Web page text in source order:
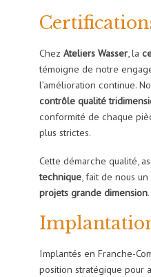
Chez Ateliers Wasser, la
témoigne de notre
l’amélioration continue.
contrôle qualité
conformité de chaque
plus strictes.
Cette démarche qualité,
technique, fait de nous
projets grande dimension.
Implantés en Franche-
position stratégique pour